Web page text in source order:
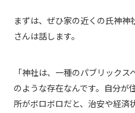
まずは、ぜひ家の近くの氏神
さんは話します。
「神社は、一種のパブリック
のような存在なんです。自分が
所がボロボロだと、治安や経済